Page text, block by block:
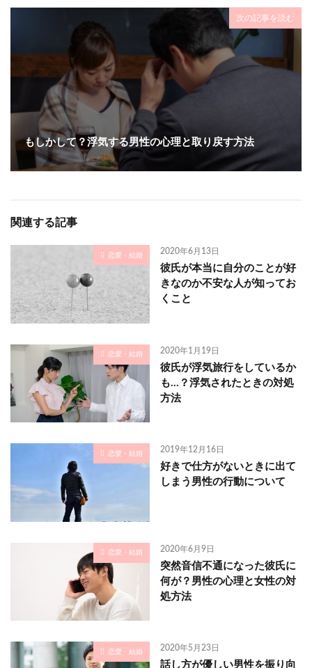
次の記事を読む
もしかして？浮気する男性の心理と取り戻す方法
関連する記事
恋愛・結婚 2020年6月13日
彼氏が本当に自分のことが好
きなのか不安な人が知ってお
くこと
恋愛・結婚 2020年1月19日
彼氏が浮気旅行をしているか
も…？浮気されたときの対処
方法
恋愛・結婚 2019年12月16日
好きで仕方がないときに出て
しまう男性の行動について
恋愛・結婚 2020年6月9日
突然音信不通になった彼氏に
何が？男性の心理と女性の対
処方法
恋愛・結婚 2020年5月23日
話し方が優しい男性を振り向